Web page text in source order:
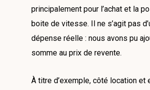
principalement pour l’achat et la
boite de vitesse. Il ne s’agit pas
dépense réelle : nous avons pu
somme au prix de revente.
À titre d’exemple, côté location et